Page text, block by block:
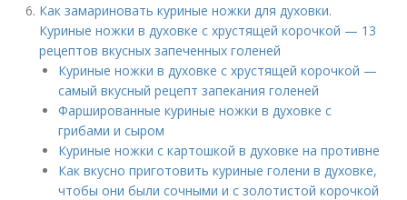
Как замариновать куриные ножки для духовки.
Куриные ножки в духовке с хрустящей корочкой — 13
рецептов вкусных запеченных голеней
Куриные ножки в духовке с хрустящей корочкой —
самый вкусный рецепт запекания голеней
Фаршированные куриные ножки в духовке с
грибами и сыром
Куриные ножки с картошкой в духовке на противне
Как вкусно приготовить куриные голени в духовке,
чтобы они были сочными и с золотистой корочкой